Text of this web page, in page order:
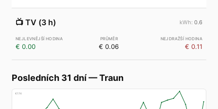
📺 TV (3 h) 0.6
€ 0.00 € 0.06 € 0.11
Posledních 31 dní—Traun
€174